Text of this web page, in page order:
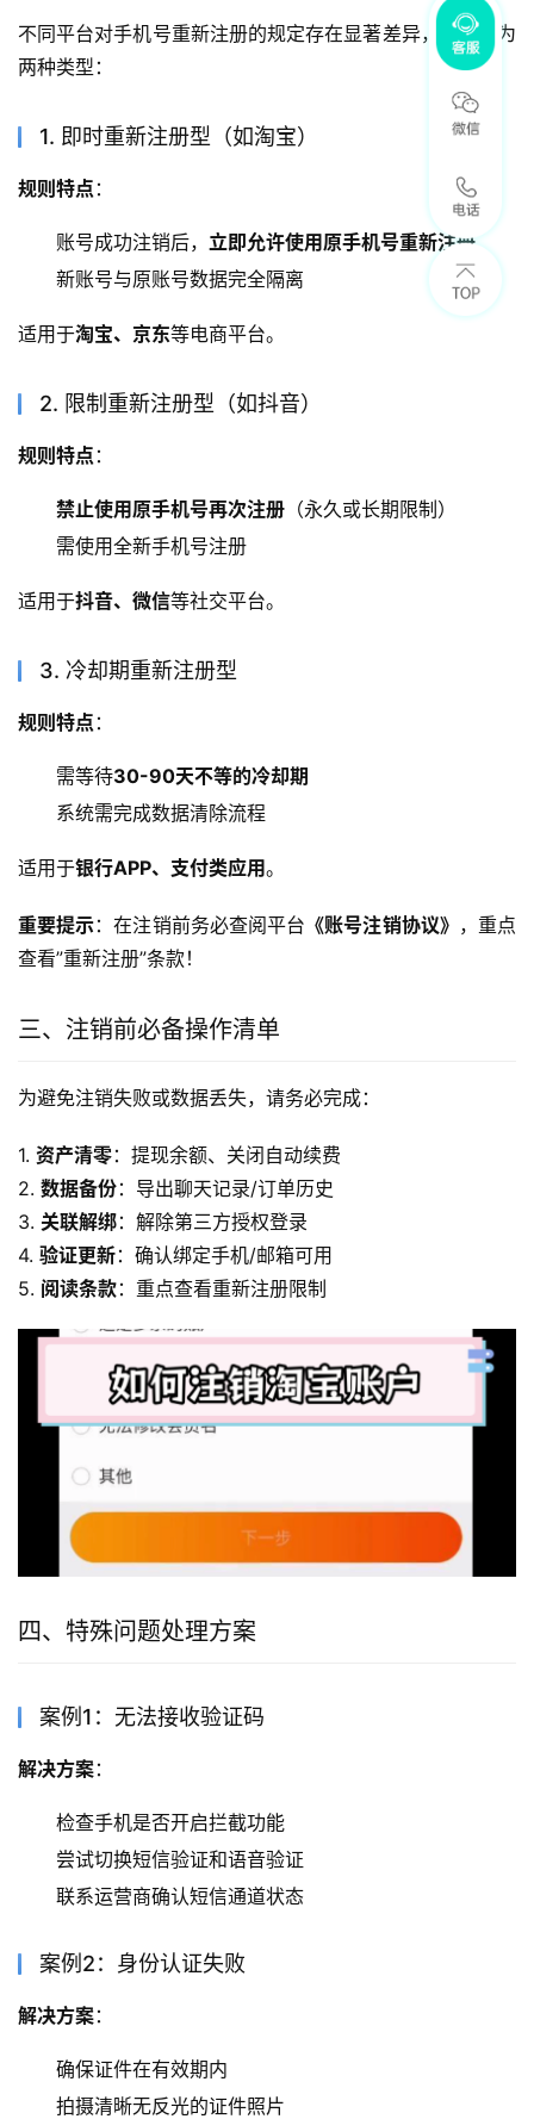
不同平台对手机号重新注册的规定存在显著差异，主要分为
两种类型：
1. 即时重新注册型（如淘宝）
规则特点 ：
账号成功注销后， 立即允许使用原手机号重新注册
新账号与原账号数据完全隔离
适用于淘宝、京东等电商平台。
2. 限制重新注册型（如抖音）
规则特点 ：
禁止使用原手机号再次注册 （永久或长期限制）
需使用全新手机号注册
适用于抖音、微信等社交平台。
3. 冷却期重新注册型
规则特点 ：
需等待30-90天不等的冷却期
系统需完成数据清除流程
适用于银行APP、支付类应用。
重要提示：在注销前务必查阅平台 《账号注销协议》 ，重点
查看”重新注册”条款！
三、注销前必备操作清单
为避免注销失败或数据丢失，请务必完成：
1. 资产清零：提现余额、关闭自动续费
2. 数据备份：导出聊天记录/订单历史
3. 关联解绑：解除第三方授权登录
4. 验证更新：确认绑定手机/邮箱可用
5. 阅读条款：重点查看重新注册限制
四、特殊问题处理方案
案例1：无法接收验证码
解决方案：
检查手机是否开启拦截功能
尝试切换短信验证和语音验证
联系运营商确认短信通道状态
案例2：身份认证失败
解决方案：
确保证件在有效期内
拍摄清晰无反光的证件照片